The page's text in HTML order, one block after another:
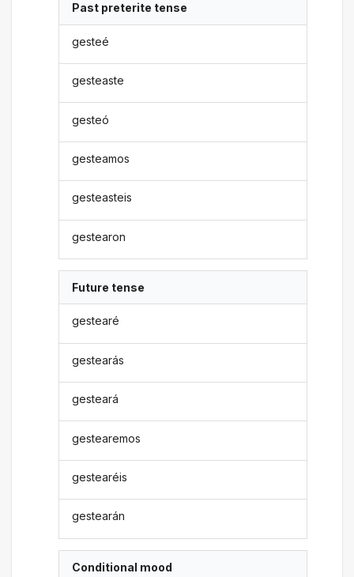
Past preterite tense
gesteé
gesteaste
gesteó
gesteamos
gesteasteis
gestearon
Future tense
gestearé
gestearás
gesteará
gestearemos
gestearéis
gestearán
Conditional mood